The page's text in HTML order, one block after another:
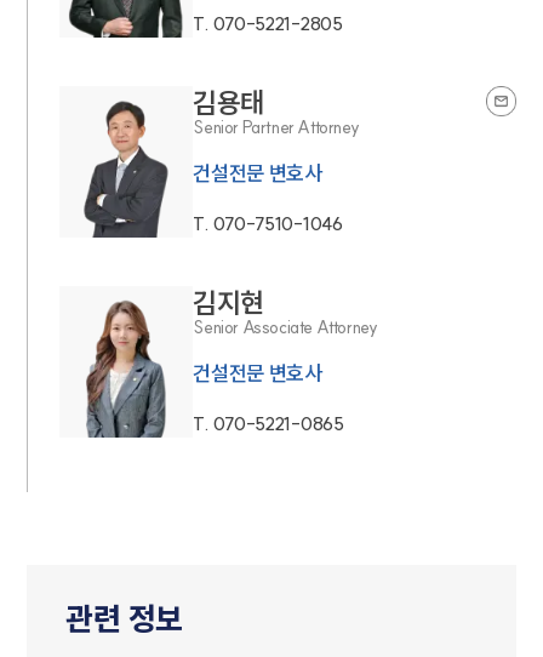
T. 070-5221-2805
김용태
Senior Partner Attorney
건설전문 변호사
T. 070-7510-1046
김지현
Senior Associate Attorney
건설전문 변호사
T. 070-5221-0865
관련 정보